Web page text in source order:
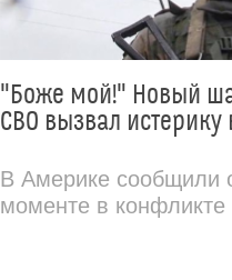
"Боже мой!" Новый
СВО вызвал
В Америке сообщили
моменте в конфликте